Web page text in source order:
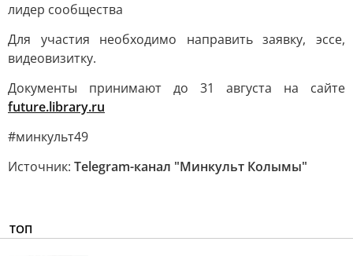
лидер сообщества
Для участия необходимо направить заявку, эссе,
видеовизитку.
Документы принимают до 31 августа на сайте
future.library.ru
#минкульт49
Источник: Telegram-канал "Минкульт Колымы"
ТОП